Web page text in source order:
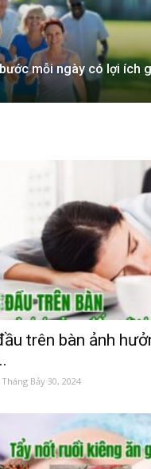
mỗi ngày có lợi ích
trên bàn ảnh
Tháng Bảy 30, 2024